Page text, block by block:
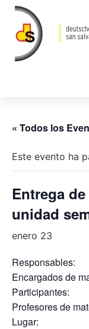
« Todos los
Este evento ha
Entrega
unidad
enero 23
Responsables:
Encargados de
Participantes:
Profesores de
Lugar: